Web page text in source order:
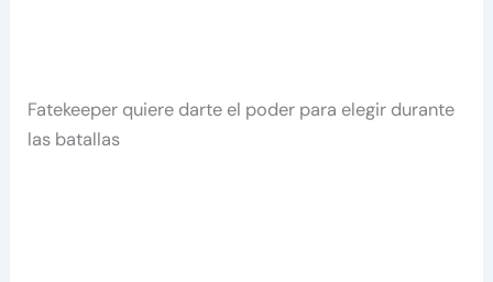
Fatekeeper quiere darte el poder para elegir durante
las batallas